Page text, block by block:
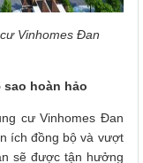
Vinhomes Đan
hoàn hảo
cư Vinhomes Đan
ích đồng bộ và vượt
sẽ được tận hưởng